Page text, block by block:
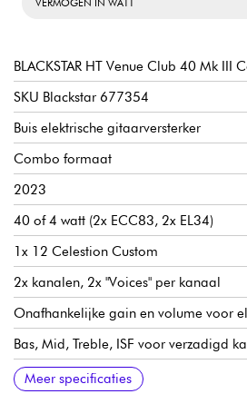
VERMOGEN IN WATT
BLACKSTAR HT Venue Club 40 Mk III
SKU Blackstar 677354
Buis elektrische gitaarversterker
Combo formaat
2023
40 of 4 watt (2x ECC83, 2x EL34)
1x 12 Celestion Custom
2x kanalen, 2x "Voices" per kanaal
Onafhankelijke gain en volume voor
Bas, Mid, Treble, ISF voor verzadigd
Bas, Treble voor helder kanaal
Hoofdvolume
Volume galm
Vermogensreductiecircuit (tot 10%
via minischakelaar
Emulatie van Blackstar CabRig
(USB-C, XLR, Jack 6.35)
Seriële effectenlus
Aansluitingen: zie afbeeldingen
24 kg
588 x 480 x 260 mm
Optionele FS-14 "Voices"
Engelse handleiding: https://rb.gy/8rf3i
Meer specificaties